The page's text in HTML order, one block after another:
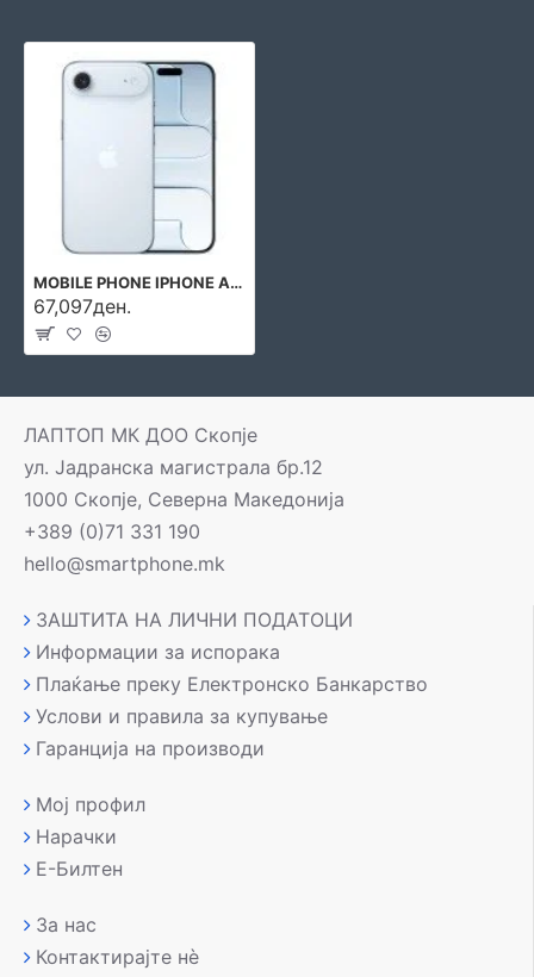
MOBILE PHONE IPHONE AIR/256GB SKY BLUE MG2P4 APPLE
67,097ден.
ЛАПТОП МК ДОО Скопје
ул. Јадранска магистрала бр.12
1000 Скопје, Северна Македонија
+389 (0)71 331 190
hello@smartphone.mk
ЗАШТИТА НА ЛИЧНИ ПОДАТОЦИ
Информации за испорака
Плаќање преку Електронско Банкарство
Услови и правила за купување
Гаранција на производи
Мој профил
Нарачки
Е-Билтен
За нас
Контактирајте нè